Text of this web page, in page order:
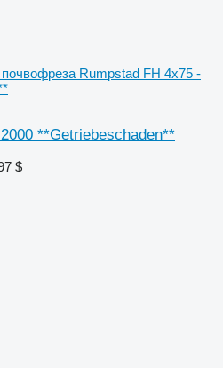
почвофреза Rumpstad FH 4x75 -
**Getriebeschaden**
$